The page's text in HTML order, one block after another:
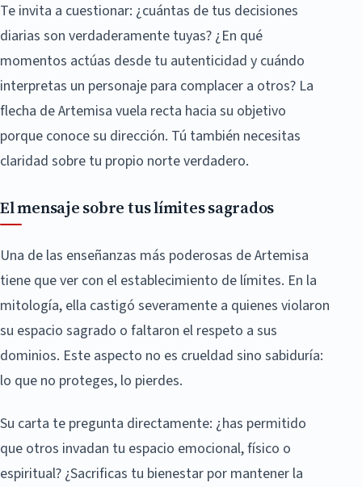
Te invita a cuestionar: ¿cuántas de tus decisiones
diarias son verdaderamente tuyas? ¿En qué
momentos actúas desde tu autenticidad y cuándo
interpretas un personaje para complacer a otros? La
flecha de Artemisa vuela recta hacia su objetivo
porque conoce su dirección. Tú también necesitas
claridad sobre tu propio norte verdadero.
El mensaje sobre tus límites sagrados
Una de las enseñanzas más poderosas de Artemisa
tiene que ver con el establecimiento de límites. En la
mitología, ella castigó severamente a quienes violaron
su espacio sagrado o faltaron el respeto a sus
dominios. Este aspecto no es crueldad sino sabiduría:
lo que no proteges, lo pierdes.
Su carta te pregunta directamente: ¿has permitido
que otros invadan tu espacio emocional, físico o
espiritual? ¿Sacrificas tu bienestar por mantener la